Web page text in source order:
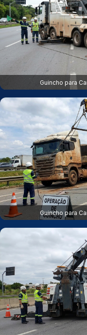
Guincho para
Guincho para